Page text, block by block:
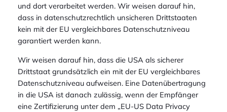
und dort verarbeitet werden. Wir weisen darauf hin,
dass in datenschutzrechtlich unsicheren Drittstaaten
kein mit der EU vergleichbares Datenschutzniveau
garantiert werden kann.
Wir weisen darauf hin, dass die USA als sicherer
Drittstaat grundsätzlich ein mit der EU vergleichbares
Datenschutzniveau aufweisen. Eine Datenübertragung
in die USA ist danach zulässig, wenn der Empfänger
eine Zertifizierung unter dem „EU-US Data Privacy